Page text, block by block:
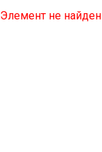
Элемент не найден